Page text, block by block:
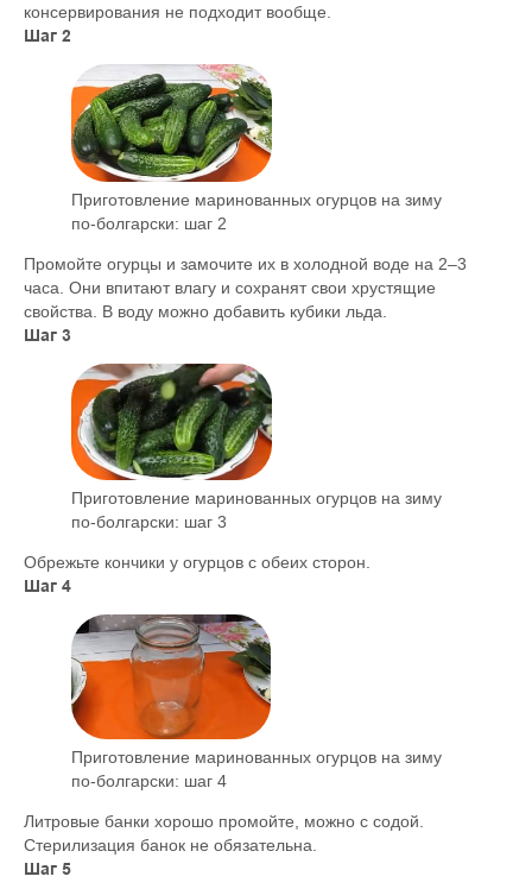
консервирования не подходит вообще.
Шаг 2
Приготовление маринованных огурцов на зиму
по-болгарски: шаг 2
Промойте огурцы и замочите их в холодной воде на 2–3
часа. Они впитают влагу и сохранят свои хрустящие
свойства. В воду можно добавить кубики льда.
Шаг 3
Приготовление маринованных огурцов на зиму
по-болгарски: шаг 3
Обрежьте кончики у огурцов с обеих сторон.
Шаг 4
Приготовление маринованных огурцов на зиму
по-болгарски: шаг 4
Литровые банки хорошо промойте, можно с содой.
Стерилизация банок не обязательна.
Шаг 5